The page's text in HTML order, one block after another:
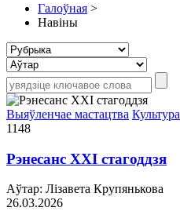
Галоўная >
Навіны
Выяўленчае мастацтва Культура
1148
Рэнесанс ХХІ стагоддзя
Аўтар: Лізавета Крупянькова
26.03.2026